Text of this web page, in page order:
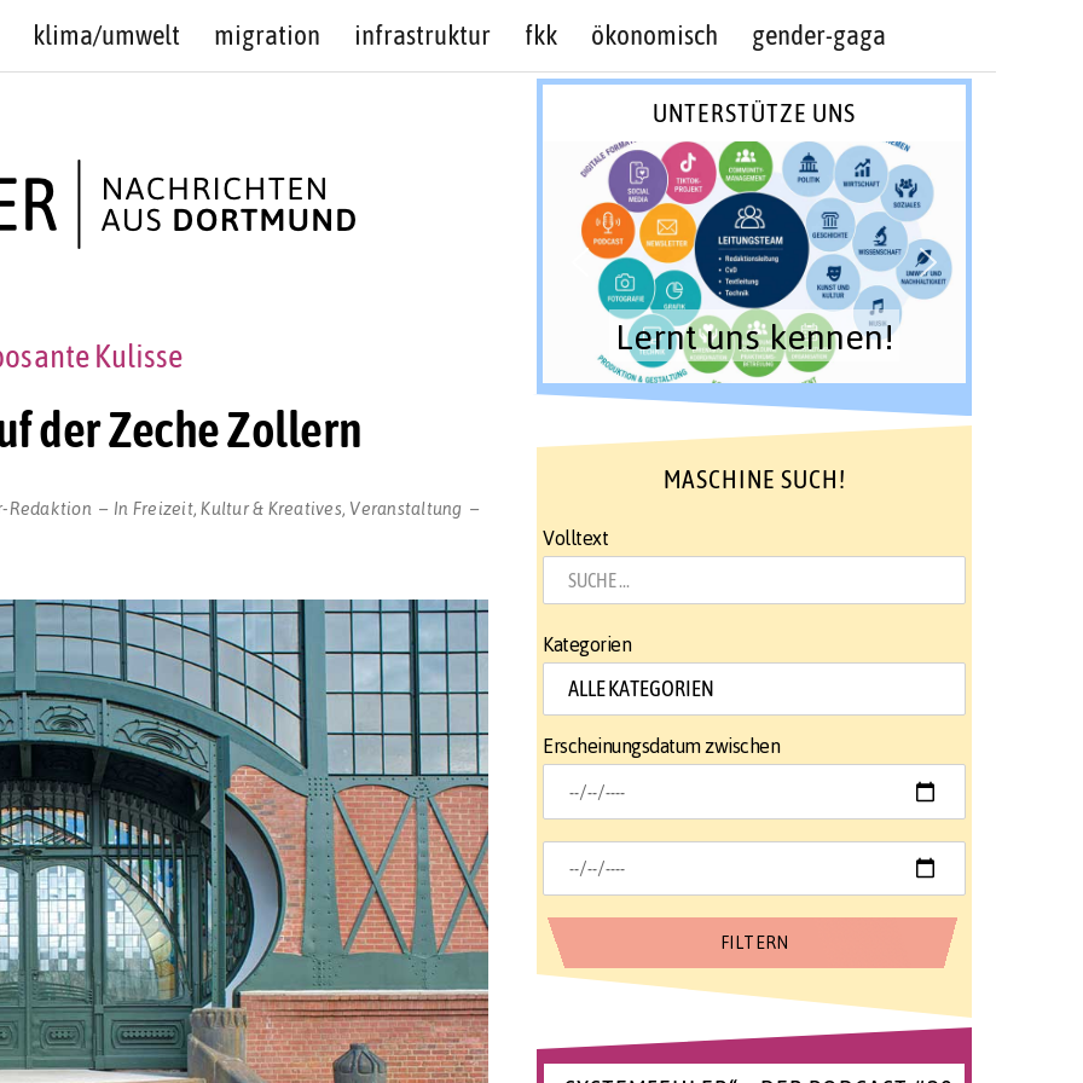
klima/umwelt migration infrastruktur fkk ökonomisch gender-gaga
der Zeche Zollern
Kulisse
Redaktion In Freizeit, Kultur & Kreatives Veranstaltung
UNTERSTÜTZE UNS
Lernt uns kennen!
MASCHINE SUCH!
Volltext
Kategorien
Erscheinungsdatum zwischen